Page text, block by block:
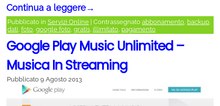
Continua a leggere→
Pubblicato in Servizi Online Contrassegnato abbonamento, backup,
dati, foto, google foto, gratis, illimitato, pagamento
Google Play Music Unlimited –
Musica In Streaming
Pubblicato 9 Agosto 2013